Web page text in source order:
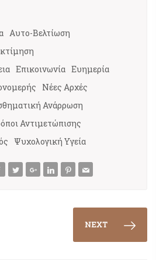
Αυτο-Βελτίωση
Επικοινωνία Ευημερία
Νέες Αρχές
Ανάρρωση
Αντιμετώπισης
Ψυχολογική Υγεία
NEXT